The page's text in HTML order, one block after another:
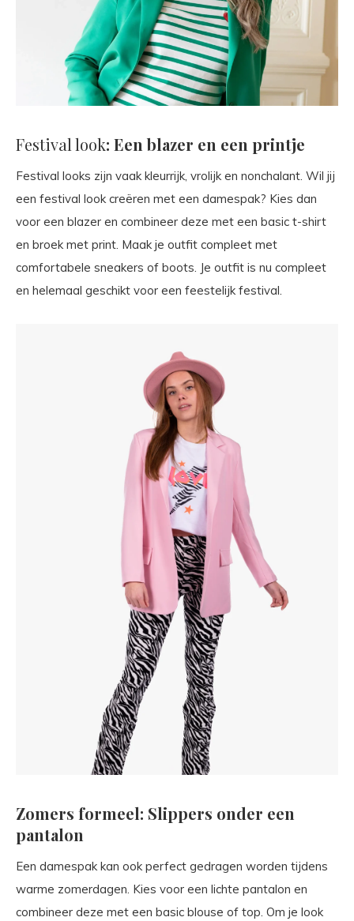
Festival look: Een blazer en een printje
Festival looks zijn vaak kleurrijk, vrolijk en nonchalant. Wil jij
een festival look creëren met een damespak? Kies dan
voor een blazer en combineer deze met een basic t-shirt
en broek met print. Maak je outfit compleet met
comfortabele sneakers of boots. Je outfit is nu compleet
en helemaal geschikt voor een feestelijk festival.
Zomers formeel: Slippers onder een
pantalon
Een damespak kan ook perfect gedragen worden tijdens
warme zomerdagen. Kies voor een lichte pantalon en
combineer deze met een basic blouse of top. Om je look